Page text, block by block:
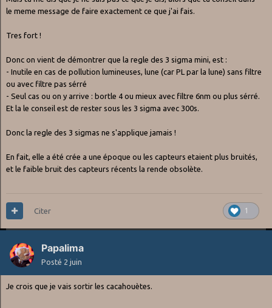
le meme message de faire exactement ce que j'ai fais.
Tres fort !
Donc on vient de démontrer que la regle des 3 sigma mini, est :
- Inutile en cas de pollution lumineuses, lune (car PL par la lune) sans filtre
ou avec filtre pas sérré
- Seul cas ou on y arrive : bortle 4 ou mieux avec filtre 6nm ou plus sérré.
Et la le conseil est de rester sous les 3 sigma avec 300s.
Donc la regle des 3 sigmas ne s'applique jamais !
En fait, elle a été crée a une époque ou les capteurs etaient plus bruités,
et le faible bruit des capteurs récents la rende obsolète.
1
Citer
Papalima
Posté 2 juin
Je crois que je vais sortir les cacahouètes.